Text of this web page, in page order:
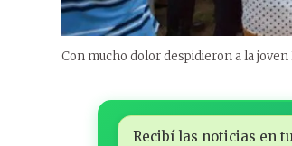
Con mucho dolor despidieron a la
Recibí las noticias en